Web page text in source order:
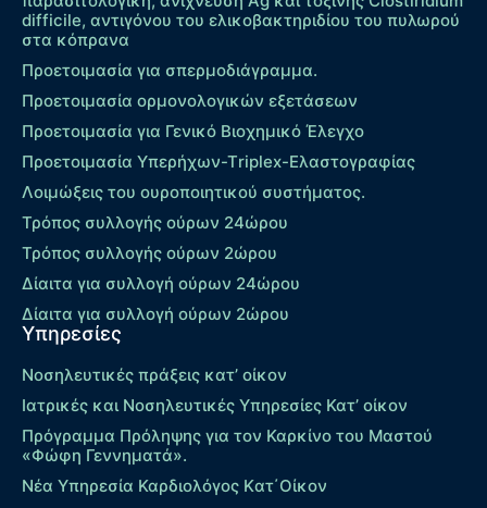
difficile, αντιγόνου του ελικοβακτηριδίου του πυλωρού
στα κόπρανα
Προετοιμασία για σπερμοδιάγραμμα.
Προετοιμασία ορμονολογικών εξετάσεων
Προετοιμασία για Γενικό Βιοχημικό Έλεγχο
Προετοιμασία Υπερήχων-Τriplex-Ελαστογραφίας
Λοιμώξεις του ουροποιητικού συστήματος.
Τρόπος συλλογής ούρων 24ώρου
Τρόπος συλλογής ούρων 2ώρου
Δίαιτα για συλλογή ούρων 24ώρου
Δίαιτα για συλλογή ούρων 2ώρου
Υπηρεσίες
Νοσηλευτικές πράξεις κατ’ οίκον
Ιατρικές και Νοσηλευτικές Υπηρεσίες Κατ’ οίκον
Πρόγραμμα Πρόληψης για τον Καρκίνο του Μαστού
«Φώφη Γεννηματά».
Νέα Υπηρεσία Καρδιολόγος Kατ΄Οίκον